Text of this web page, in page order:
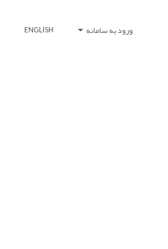
ورود به سامانه ENGLISH